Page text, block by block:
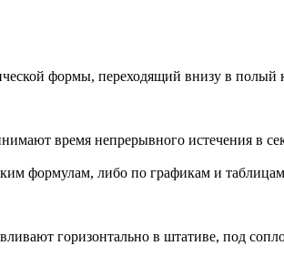
формы, переходящий внизу в
время непрерывного истечения в
формулам, либо по графикам и
горизонтально в штативе, под